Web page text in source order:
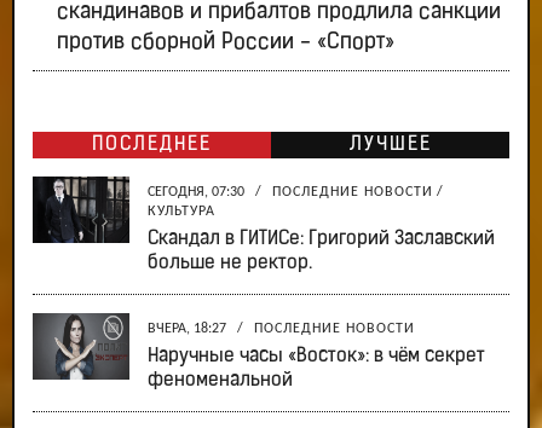
скандинавов и прибалтов продлила санкции
против сборной России - «Спорт»
ПОСЛЕДНЕЕ ЛУЧШЕЕ
СЕГОДНЯ, 07:30 / ПОСЛЕДНИЕ НОВОСТИ /
КУЛЬТУРА
Скандал в ГИТИСе: Григорий Заславский
больше не ректор.
ВЧЕРА, 18:27 / ПОСЛЕДНИЕ НОВОСТИ
Наручные часы «Восток»: в чём секрет
феноменальной